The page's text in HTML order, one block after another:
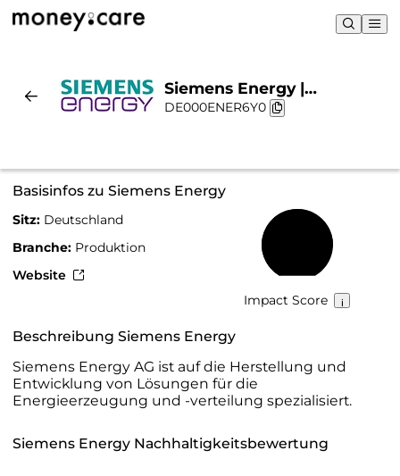
Siemens Energy |
Nachhaltigkeit & Chart
DE000ENER6Y0
Basisinfos zu Siemens Energy
Sitz: Deutschland
Branche: Produktion
Website
Impact Score
Beschreibung Siemens Energy
Siemens Energy AG ist auf die Herstellung und
Entwicklung von Lösungen für die
Energieerzeugung und -verteilung spezialisiert.
Siemens Energy Nachhaltigkeitsbewertung